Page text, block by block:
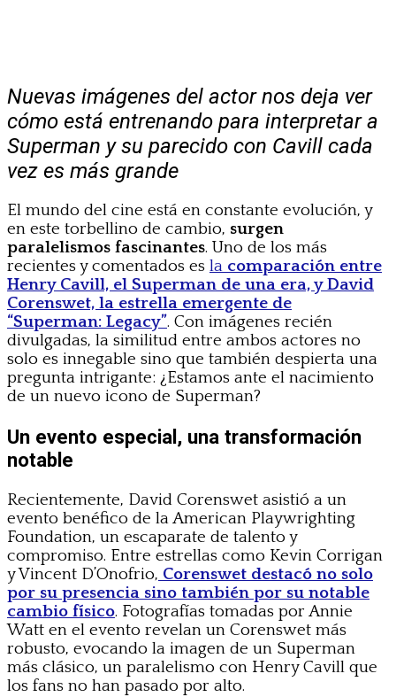
Nuevas imágenes del actor nos deja ver
cómo está entrenando para interpretar a
Superman y su parecido con Cavill cada
vez es más grande
El mundo del cine está en constante evolución, y
en este torbellino de cambio, surgen
paralelismos fascinantes. Uno de los más
recientes y comentados es la comparación entre
Henry Cavill, el Superman de una era, y David
Corenswet, la estrella emergente de
“Superman: Legacy”. Con imágenes recién
divulgadas, la similitud entre ambos actores no
solo es innegable sino que también despierta una
pregunta intrigante: ¿Estamos ante el nacimiento
de un nuevo icono de Superman?
Un evento especial, una transformación
notable
Recientemente, David Corenswet asistió a un
evento benéfico de la American Playwrighting
Foundation, un escaparate de talento y
compromiso. Entre estrellas como Kevin Corrigan
y Vincent D’Onofrio, Corenswet destacó no solo
por su presencia sino también por su notable
cambio físico. Fotografías tomadas por Annie
Watt en el evento revelan un Corenswet más
robusto, evocando la imagen de un Superman
más clásico, un paralelismo con Henry Cavill que
los fans no han pasado por alto.